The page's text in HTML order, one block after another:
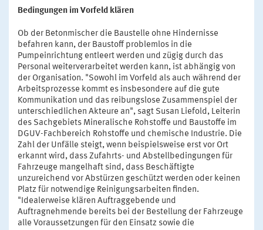
Bedingungen im Vorfeld klären
Ob der Betonmischer die Baustelle ohne Hindernisse
befahren kann, der Baustoff problemlos in die
Pumpeinrichtung entleert werden und zügig durch das
Personal weiterverarbeitet werden kann, ist abhängig von
der Organisation. "Sowohl im Vorfeld als auch während der
Arbeitsprozesse kommt es insbesondere auf die gute
Kommunikation und das reibungslose Zusammenspiel der
unterschiedlichen Akteure an", sagt Susan Liefold, Leiterin
des Sachgebiets Mineralische Rohstoffe und Baustoffe im
DGUV-Fachbereich Rohstoffe und chemische Industrie. Die
Zahl der Unfälle steigt, wenn beispielsweise erst vor Ort
erkannt wird, dass Zufahrts- und Abstellbedingungen für
Fahrzeuge mangelhaft sind, dass Beschäftigte
unzureichend vor Abstürzen geschützt werden oder keinen
Platz für notwendige Reinigungsarbeiten finden.
"Idealerweise klären Auftraggebende und
Auftragnehmende bereits bei der Bestellung der Fahrzeuge
alle Voraussetzungen für den Einsatz sowie die